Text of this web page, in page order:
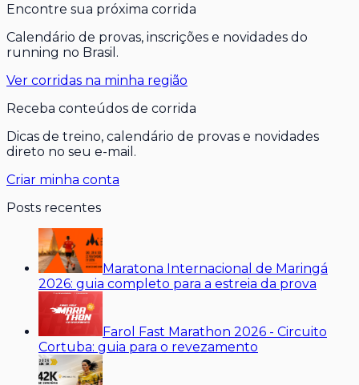
Encontre sua próxima corrida
Calendário de provas, inscrições e novidades do
running no Brasil.
Ver corridas na minha região
Receba conteúdos de corrida
Dicas de treino, calendário de provas e novidades
direto no seu e-mail.
Criar minha conta
Posts recentes
Maratona Internacional de Maringá
2026: guia completo para a estreia da prova
Farol Fast Marathon 2026 - Circuito
Cortuba: guia para o revezamento